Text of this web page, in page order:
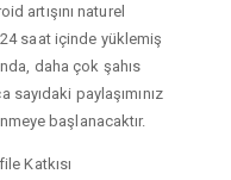
artışını naturel
saat içinde yüklemiş
daha çok şahıs
sayıdaki paylaşımınız
başlanacaktır.
Katkısı